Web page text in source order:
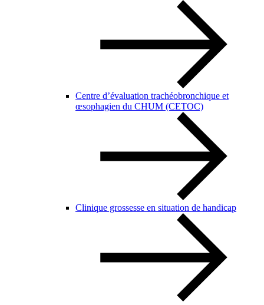
Centre d’évaluation trachéobronchique et
œsophagien du CHUM (CETOC)
Clinique grossesse en situation de handicap